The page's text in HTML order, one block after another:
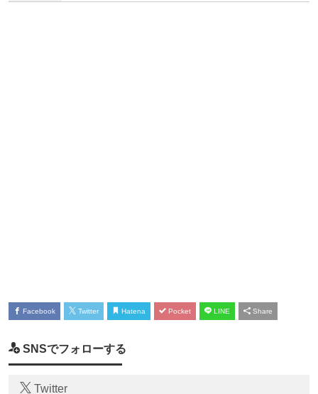
Facebook Twitter Hatena Pocket LINE Share
SNSでフォローする
Twitter